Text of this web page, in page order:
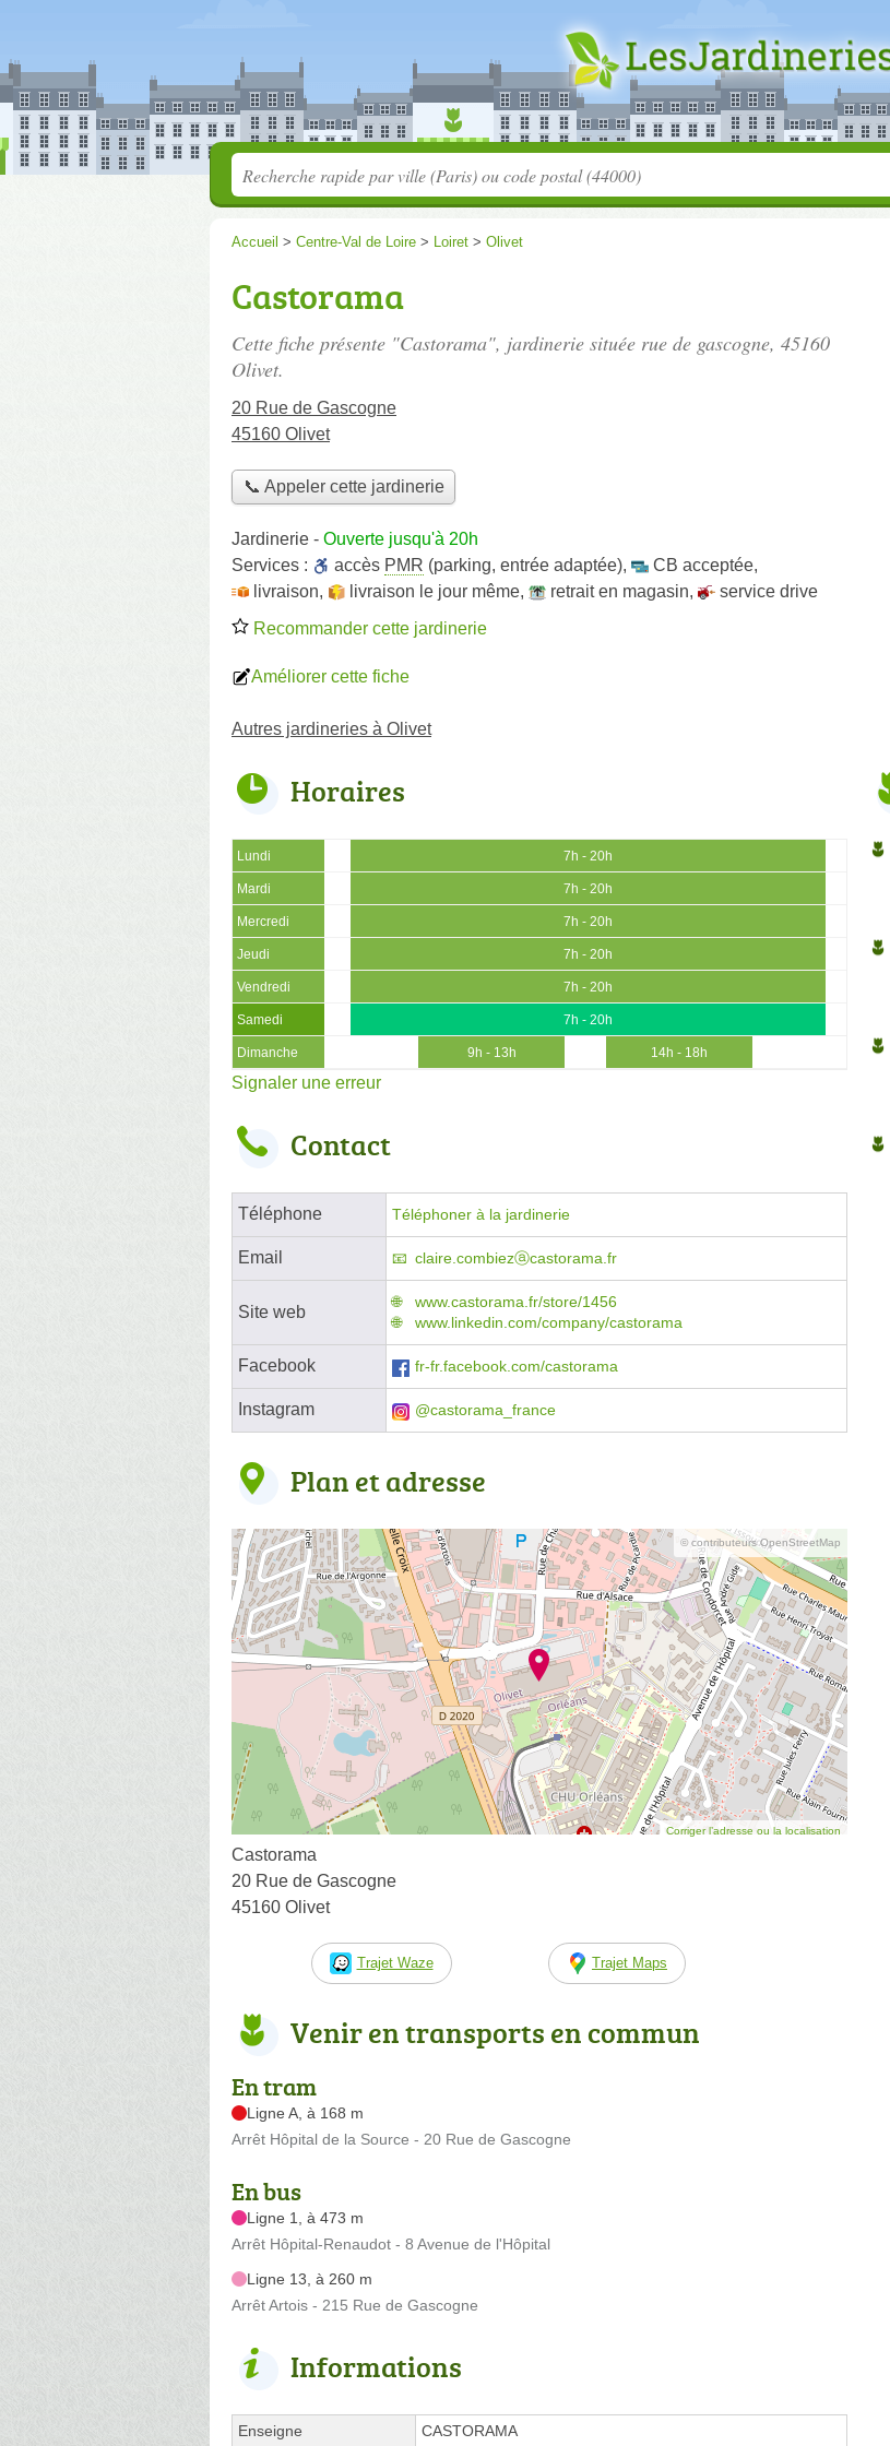
Accueil > Centre-Val de Loire > Loiret > Olivet
Castorama
Cette fiche présente "Castorama", jardinerie située rue de gascogne, 45160
Olivet.
20 Rue de Gascogne
45160 Olivet
📞 Appeler cette jardinerie
Jardinerie - Ouverte jusqu'à 20h
Services :
accès PMR (parking, entrée adaptée), CB acceptée,
livraison, livraison le jour même, retrait en magasin,
service drive
Recommander cette jardinerie
Améliorer cette fiche
Autres jardineries à Olivet
Horaires
Lundi 7h - 20h
Mardi 7h - 20h
Mercredi 7h - 20h
Jeudi 7h - 20h
Vendredi 7h - 20h
Samedi 7h - 20h
Dimanche 9h - 13h 14h - 18h
Signaler une erreur
Contact
Téléphone Téléphoner à la jardinerie
Email claire.combiezⓐcastorama.fr
Site web
www.castorama.fr/store/1456
www.linkedin.com/company/castorama
Facebook fr-fr.facebook.com/castorama
Instagram @castorama_france
Plan et adresse
© contributeurs OpenStreetMap
Corriger l’adresse ou la localisation
Castorama
20 Rue de Gascogne
45160 Olivet
Trajet Waze Trajet Maps
Venir en transports en commun
En tram
Ligne A, à 168 m
Arrêt Hôpital de la Source - 20 Rue de Gascogne
En bus
Ligne 1, à 473 m
Arrêt Hôpital-Renaudot - 8 Avenue de l'Hôpital
Ligne 13, à 260 m
Arrêt Artois - 215 Rue de Gascogne
Informations
Enseigne CASTORAMA